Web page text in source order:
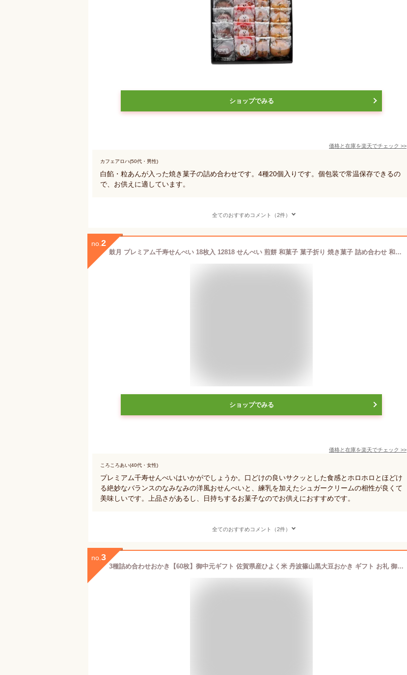
ショップでみる
価格と在庫を楽天でチェック >>
カフェアロハ(50代・男性)
白餡・粒あんが入った焼き菓子の詰め合わせです。4種20個入りです。個包装で常温保存できるの
で、お供えに適しています。
全てのおすすめコメント（2件）
no. 2
鼓月 プレミアム千寿せんべい 18枚入 12818 せんべい 煎餅 和菓子 菓子折り 焼き菓子 詰め合わせ 和スイーツ ギフト プレゼント お祝い 贈り物 贈答用 内祝い お返し 出産 結婚 香典返し お供え お彼岸 彼岸 個包装 バレンタイン 2026 ホワイトデー お返し
ショップでみる
価格と在庫を楽天でチェック >>
ころころあい(40代・女性)
プレミアム千寿せんべいはいかがでしょうか。口どけの良いサクッとした食感とホロホロとほどけ
る絶妙なバランスのなみなみの洋風おせんべいと、練乳を加えたシュガークリームの相性が良くて
美味しいです。上品さがあるし、日持ちするお菓子なのでお供えにおすすめです。
全てのおすすめコメント（2件）
no. 3
3種詰め合わせおかき【60枚】御中元ギフト 佐賀県産ひよく米 丹波篠山黒大豆おかき ギフト お礼 御祝 米菓 西田製菓ギフト お供え 個包装 ご挨拶 お土産 送料無料 豆おかき 菓子折り 内祝い人気おかき 贈答品 お盆御供 敬老の日 甘くないバレンタインお彼岸 母の日 父の日